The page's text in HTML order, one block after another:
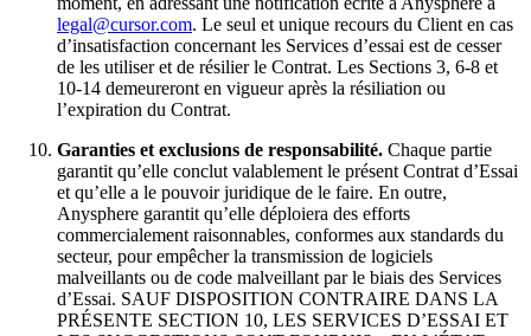
legal@cursor.com. Le seul et unique recours du Client en cas
d’insatisfaction concernant les Services d’essai est de cesser
de les utiliser et de résilier le Contrat. Les Sections 3, 6-8 et
10-14 demeureront en vigueur après la résiliation ou
l’expiration du Contrat.
Garanties et exclusions de responsabilité. Chaque partie
garantit qu’elle conclut valablement le présent Contrat d’Essai
et qu’elle a le pouvoir juridique de le faire. En outre,
Anysphere garantit qu’elle déploiera des efforts
commercialement raisonnables, conformes aux standards du
secteur, pour empêcher la transmission de logiciels
malveillants ou de code malveillant par le biais des Services
d’Essai. SAUF DISPOSITION CONTRAIRE DANS LA
PRÉSENTE SECTION 10, LES SERVICES D’ESSAI ET